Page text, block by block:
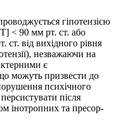
гіпотензією
< 90 мм рт. ст. або
від вихідного рівня
незважаючи на
є
можуть призвести до
психічного
після
інотропних та пресор­